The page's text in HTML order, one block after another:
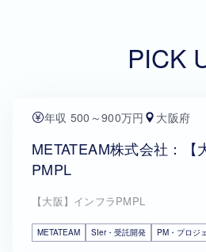
PICK
年収 500～900万円 大阪府
METATEAM株式会社：【
PMPL
【大阪】インフラPMPL
METATEAM SIer・受託開発 PM・プロジ